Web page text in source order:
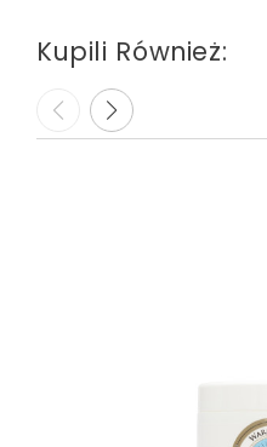
Kupili Również: